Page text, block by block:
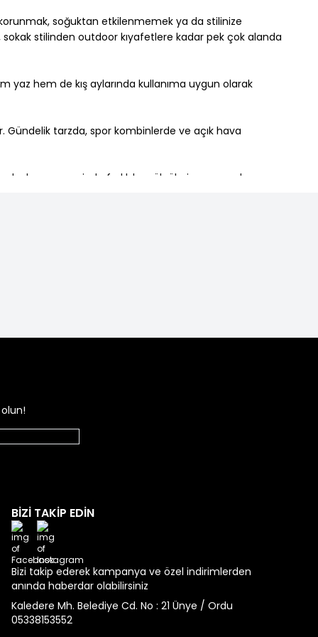
soğuktan etkilenmemek ya da stilinize
stilinden outdoor kıyafetlere kadar pek çok alanda
yaz hem de kış aylarında kullanıma uygun olarak
tarzda, spor kombinlerde ve açık hava
kısmı sayesinde farklı baş ölçülerine uygundur.
için idealdir.
İşte dikkat etmeniz gereken bazı önemli noktalar:
çıkar.
çekici bir tarz sunar.
BİZİ TAKİP EDİN
Facebook
Bizi takip ederek kampanya ve özel indirimlerden
anında haberdar olabilirsiniz
Kaledere Mh. Belediye Cd. No : 21 Ünye / Ordu
05338153552